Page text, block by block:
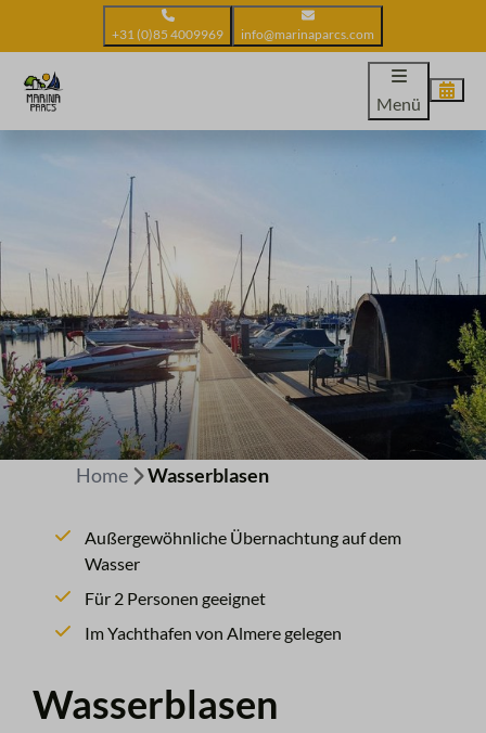
+31 (0)85 4009969 info@marinaparcs.com
Menü
Home Wasserblasen
Außergewöhnliche Übernachtung auf dem
Wasser
Für 2 Personen geeignet
Im Yachthafen von Almere gelegen
Wasserblasen